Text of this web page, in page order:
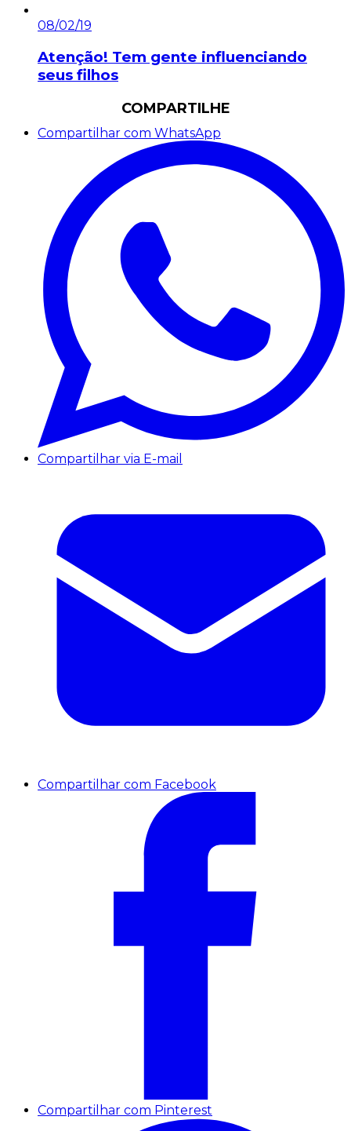
08/02/19
Atenção! Tem gente influenciando
seus filhos
COMPARTILHE
Compartilhar com WhatsApp
Compartilhar via E-mail
Compartilhar com Facebook
Compartilhar com Pinterest